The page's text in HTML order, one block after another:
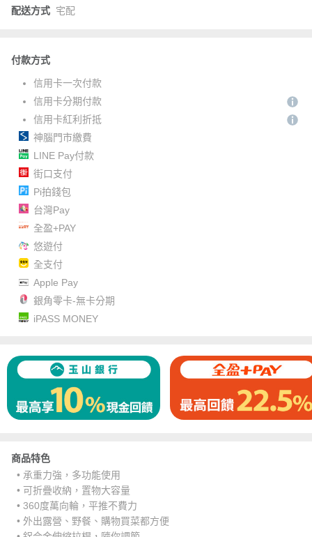
配送方式 宅配
付款方式
信用卡一次付款
信用卡分期付款
信用卡紅利折抵
神腦門市繳費
LINE Pay付款
街口支付
Pi拍錢包
台灣Pay
全盈+PAY
悠遊付
全支付
Apple Pay
銀角零卡-無卡分期
iPASS MONEY
商品特色
• 承重力強，多功能使用
• 可折疊收納，置物大容量
• 360度萬向輪，平推不費力
• 外出露營、野餐、購物買菜都方便